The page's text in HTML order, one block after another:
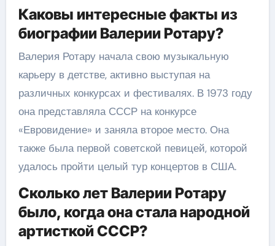
Каковы интересные факты из
биографии Валерии Ротару?
Валерия Ротару начала свою музыкальную
карьеру в детстве, активно выступая на
различных конкурсах и фестивалях. В 1973 году
она представляла СССР на конкурсе
«Евровидение» и заняла второе место. Она
также была первой советской певицей, которой
удалось пройти целый тур концертов в США.
Сколько лет Валерии Ротару
было, когда она стала народной
артисткой СССР?